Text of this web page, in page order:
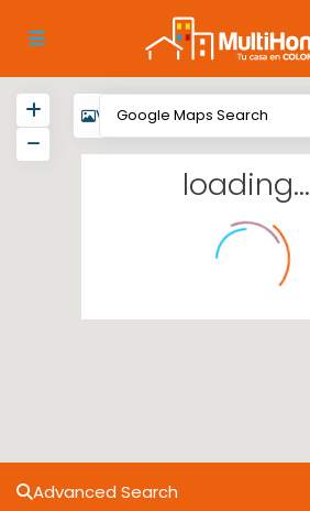
loading...
View My Location
Advanced Search